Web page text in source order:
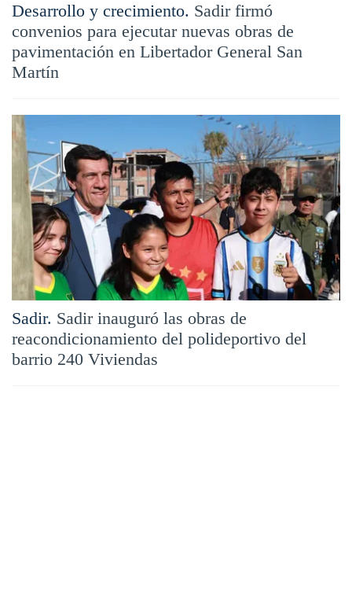
Desarrollo y crecimiento. Sadir firmó
convenios para ejecutar nuevas obras de
pavimentación en Libertador General San
Martín
Sadir. Sadir inauguró las obras de
reacondicionamiento del polideportivo del
barrio 240 Viviendas